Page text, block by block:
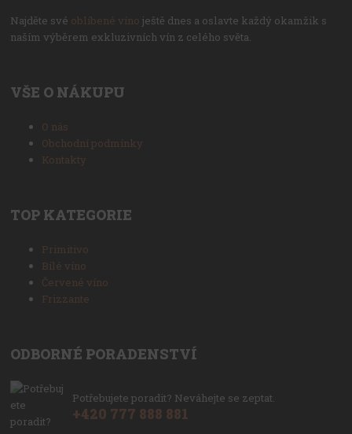
Najděte své oblíbené víno ještě dnes a oslavte každý okamžik s
naším výběrem exkluzivních vín z celého světa.
VŠE O NÁKUPU
O nás
Obchodní podmínky
Kontakty
TOP KATEGORIE
Primitivo
Bílé víno
Červené víno
Frizzante
ODBORNÉ PORADENSTVÍ
Potřebujete poradit? Neváhejte se zeptat.
+420 777 888 881